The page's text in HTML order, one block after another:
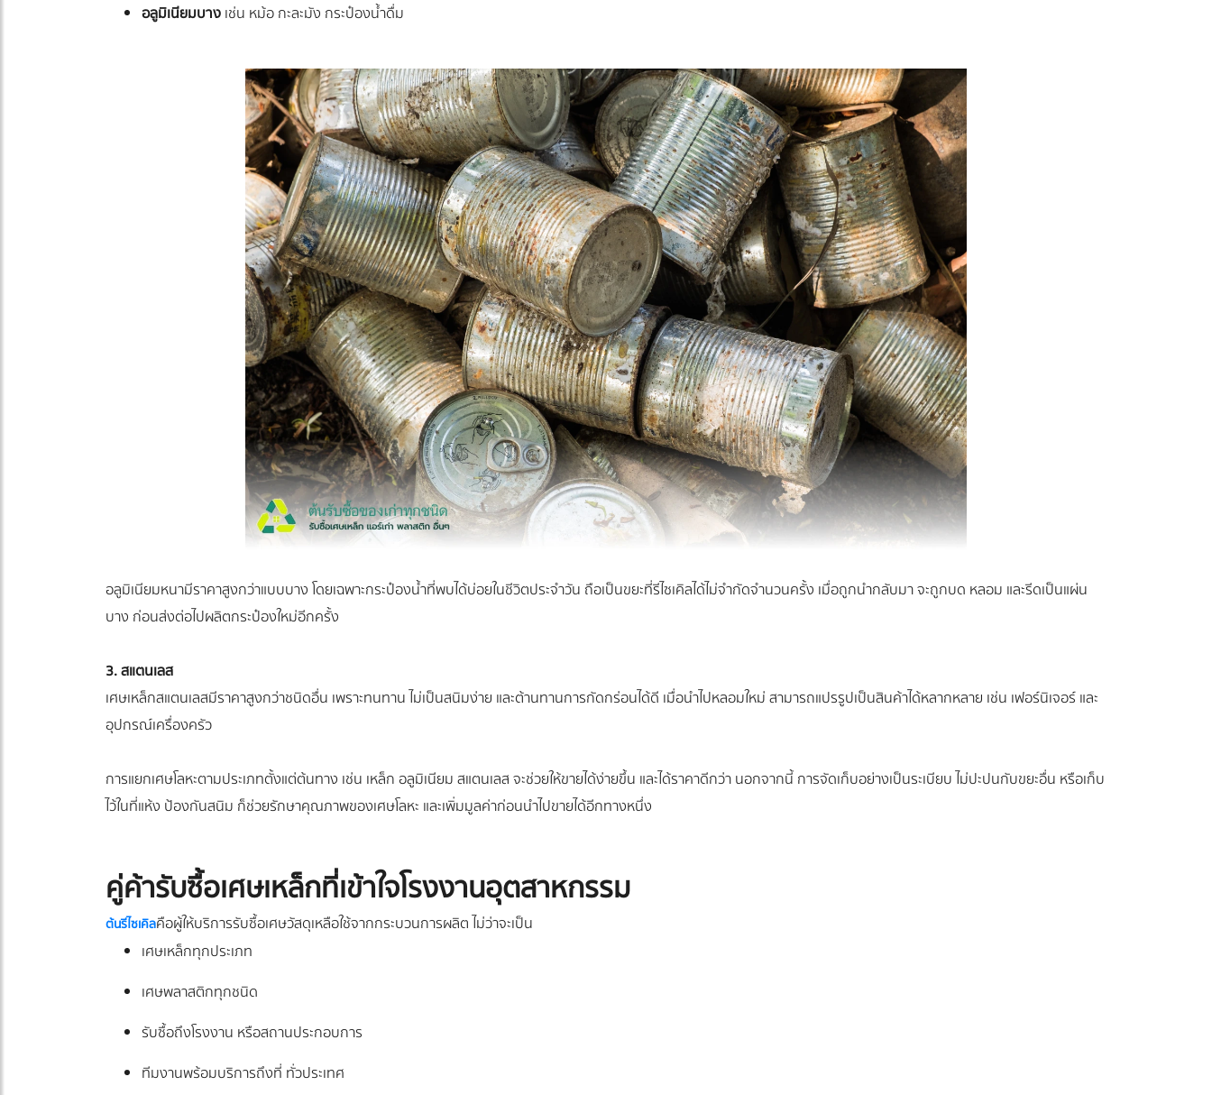
อลูมิเนียมบางเช่น หม้อ กะละมัง กระป๋องน้ำดื่ม
อลูมิเนียมหนามีราคาสูงกว่าแบบบาง โดยเฉพาะกระป๋องน้ำที่พบได้บ่อยในชีวิตประจำวัน ถือเป็นขยะที่รีไซเคิลได้ไม่จำกัดจำนวนครั้ง เมื่อถูกนำกลับมา จะถูกบด หลอม และรีดเป็นแผ่น
บาง ก่อนส่งต่อไปผลิตกระป๋องใหม่อีกครั้ง
3. สแตนเลส
เศษเหล็กสแตนเลสมีราคาสูงกว่าชนิดอื่น เพราะทนทาน ไม่เป็นสนิมง่าย และต้านทานการกัดกร่อนได้ดี เมื่อนำไปหลอมใหม่ สามารถแปรรูปเป็นสินค้าได้หลากหลาย เช่น เฟอร์นิเจอร์ และ
อุปกรณ์เครื่องครัว
การแยกเศษโลหะตามประเภทตั้งแต่ต้นทาง เช่น เหล็ก อลูมิเนียม สแตนเลส จะช่วยให้ขายได้ง่ายขึ้น และได้ราคาดีกว่า นอกจากนี้ การจัดเก็บอย่างเป็นระเบียบ ไม่ปะปนกับขยะอื่น หรือเก็บ
ไว้ในที่แห้ง ป้องกันสนิม ก็ช่วยรักษาคุณภาพของเศษโลหะ และเพิ่มมูลค่าก่อนนำไปขายได้อีกทางหนึ่ง
คู่ค้ารับซื้อเศษเหล็กที่เข้าใจโรงงานอุตสาหกรรม
ต้นรีไซเคิลคือผู้ให้บริการรับซื้อเศษวัสดุเหลือใช้จากกระบวนการผลิต ไม่ว่าจะเป็น
เศษเหล็กทุกประเภท
เศษพลาสติกทุกชนิด
รับซื้อถึงโรงงาน หรือสถานประกอบการ
ทีมงานพร้อมบริการถึงที่ ทั่วประเทศ